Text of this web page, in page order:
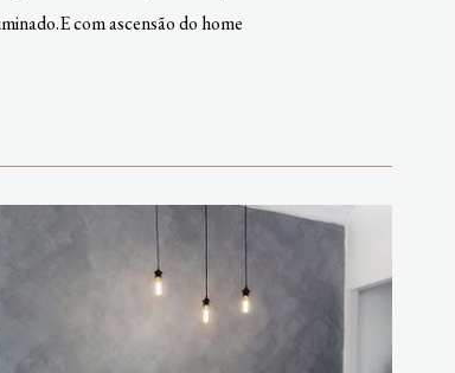
com ascensão do home